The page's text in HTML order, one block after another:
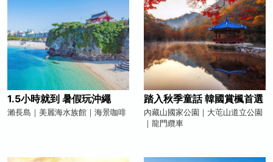
1.5小時就到 暑假玩沖繩
瀨長島｜美麗海水族館｜海景咖啡
踏入秋季童話 韓國賞楓首選
內藏山國家公園｜大芚山道立公園
｜龍門纜車